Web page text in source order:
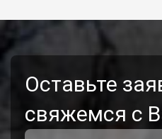
Оставьте
свяжемся с